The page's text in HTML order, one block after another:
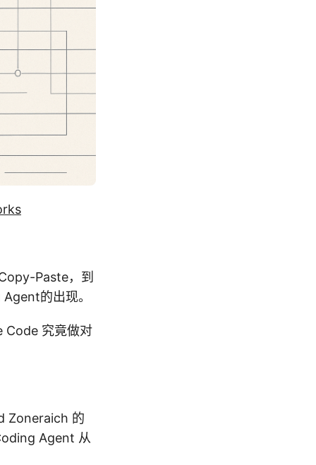
Paste，到
的出现。
Code 究竟做对
Zoneraich 的
Agent 从